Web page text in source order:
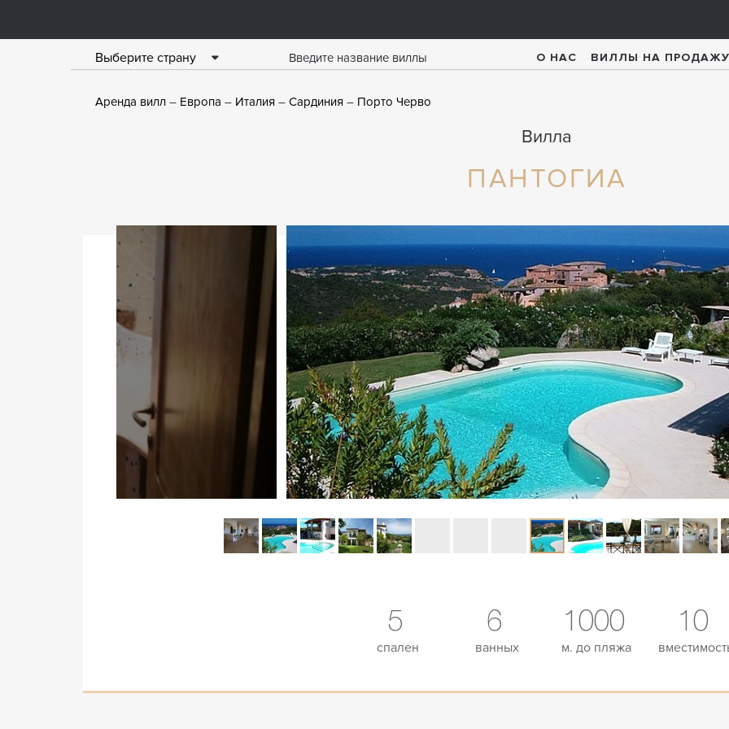
Выберите страну О НАС ВИЛЛЫ НА ПРОДАЖУ
Аренда вилл Европа Италия Сардиния Порто Черво
Вилла
ПАНТОГИА
5
спален
6
ванных
1000
м. до пляжа
10